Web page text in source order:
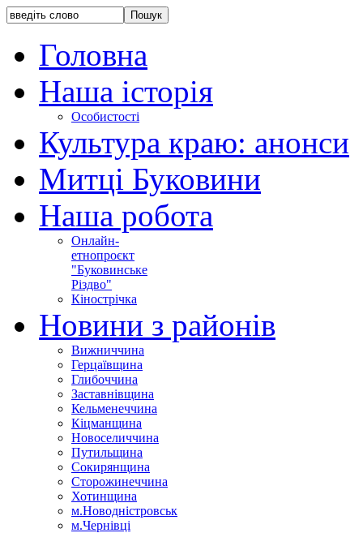
Головна
Наша історія
Особистості
Культура краю: анонси
Митці Буковини
Наша робота
Онлайн-
етнопроєкт
"Буковинське
Різдво"
Кінострічка
Новини з районів
Вижниччина
Герцаївщина
Глибоччина
Заставнівщина
Кельменеччина
Кіцманщина
Новоселиччина
Путильщина
Сокирянщина
Сторожинеччина
Хотинщина
м.Новодністровськ
м.Чернівці